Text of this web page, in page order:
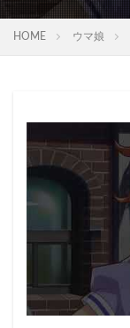
HOME ウマ娘